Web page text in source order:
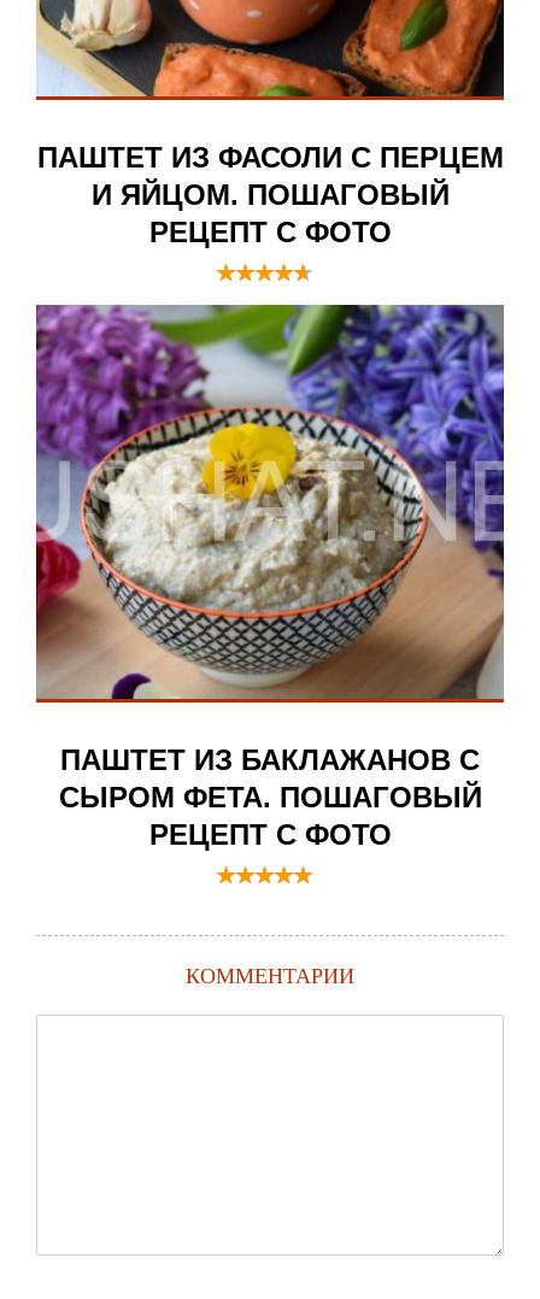
ПАШТЕТ ИЗ ФАСОЛИ С ПЕРЦЕМ
И ЯЙЦОМ. ПОШАГОВЫЙ
РЕЦЕПТ С ФОТО
ПАШТЕТ ИЗ БАКЛАЖАНОВ С
СЫРОМ ФЕТА. ПОШАГОВЫЙ
РЕЦЕПТ С ФОТО
КОММЕНТАРИИ